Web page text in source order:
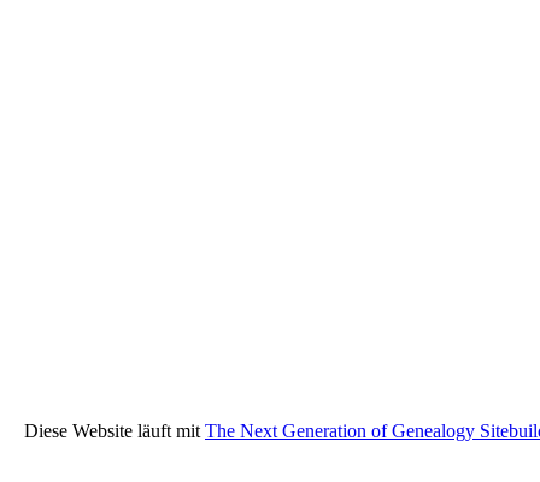
Diese Website läuft mit The Next Generation of Genealogy